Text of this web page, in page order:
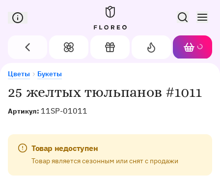
Сервис доставки цветов в Орле
Назад Цветы Подарки
Акции
Корзина
25 желтых тюльпанов #1011
Артикул: 11SP-01011
Товар недоступен
Товар является сезонным или снят с продажи
Цветы Букеты
25 желтых тюльпанов #1011